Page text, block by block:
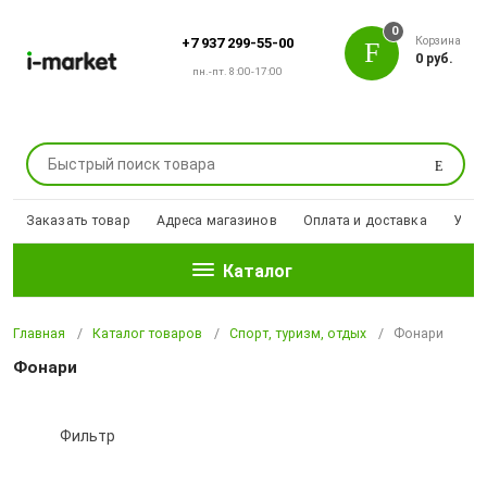
+7 937 299-55-00
пн.-пт. 8:00-17:00
Поиск
0
Корзина
0 руб.
Заказать товар Адреса магазинов Оплата и доставка
Каталог
Главная Каталог товаров Спорт, туризм, отдых Фонари
Фонари
Фильтр